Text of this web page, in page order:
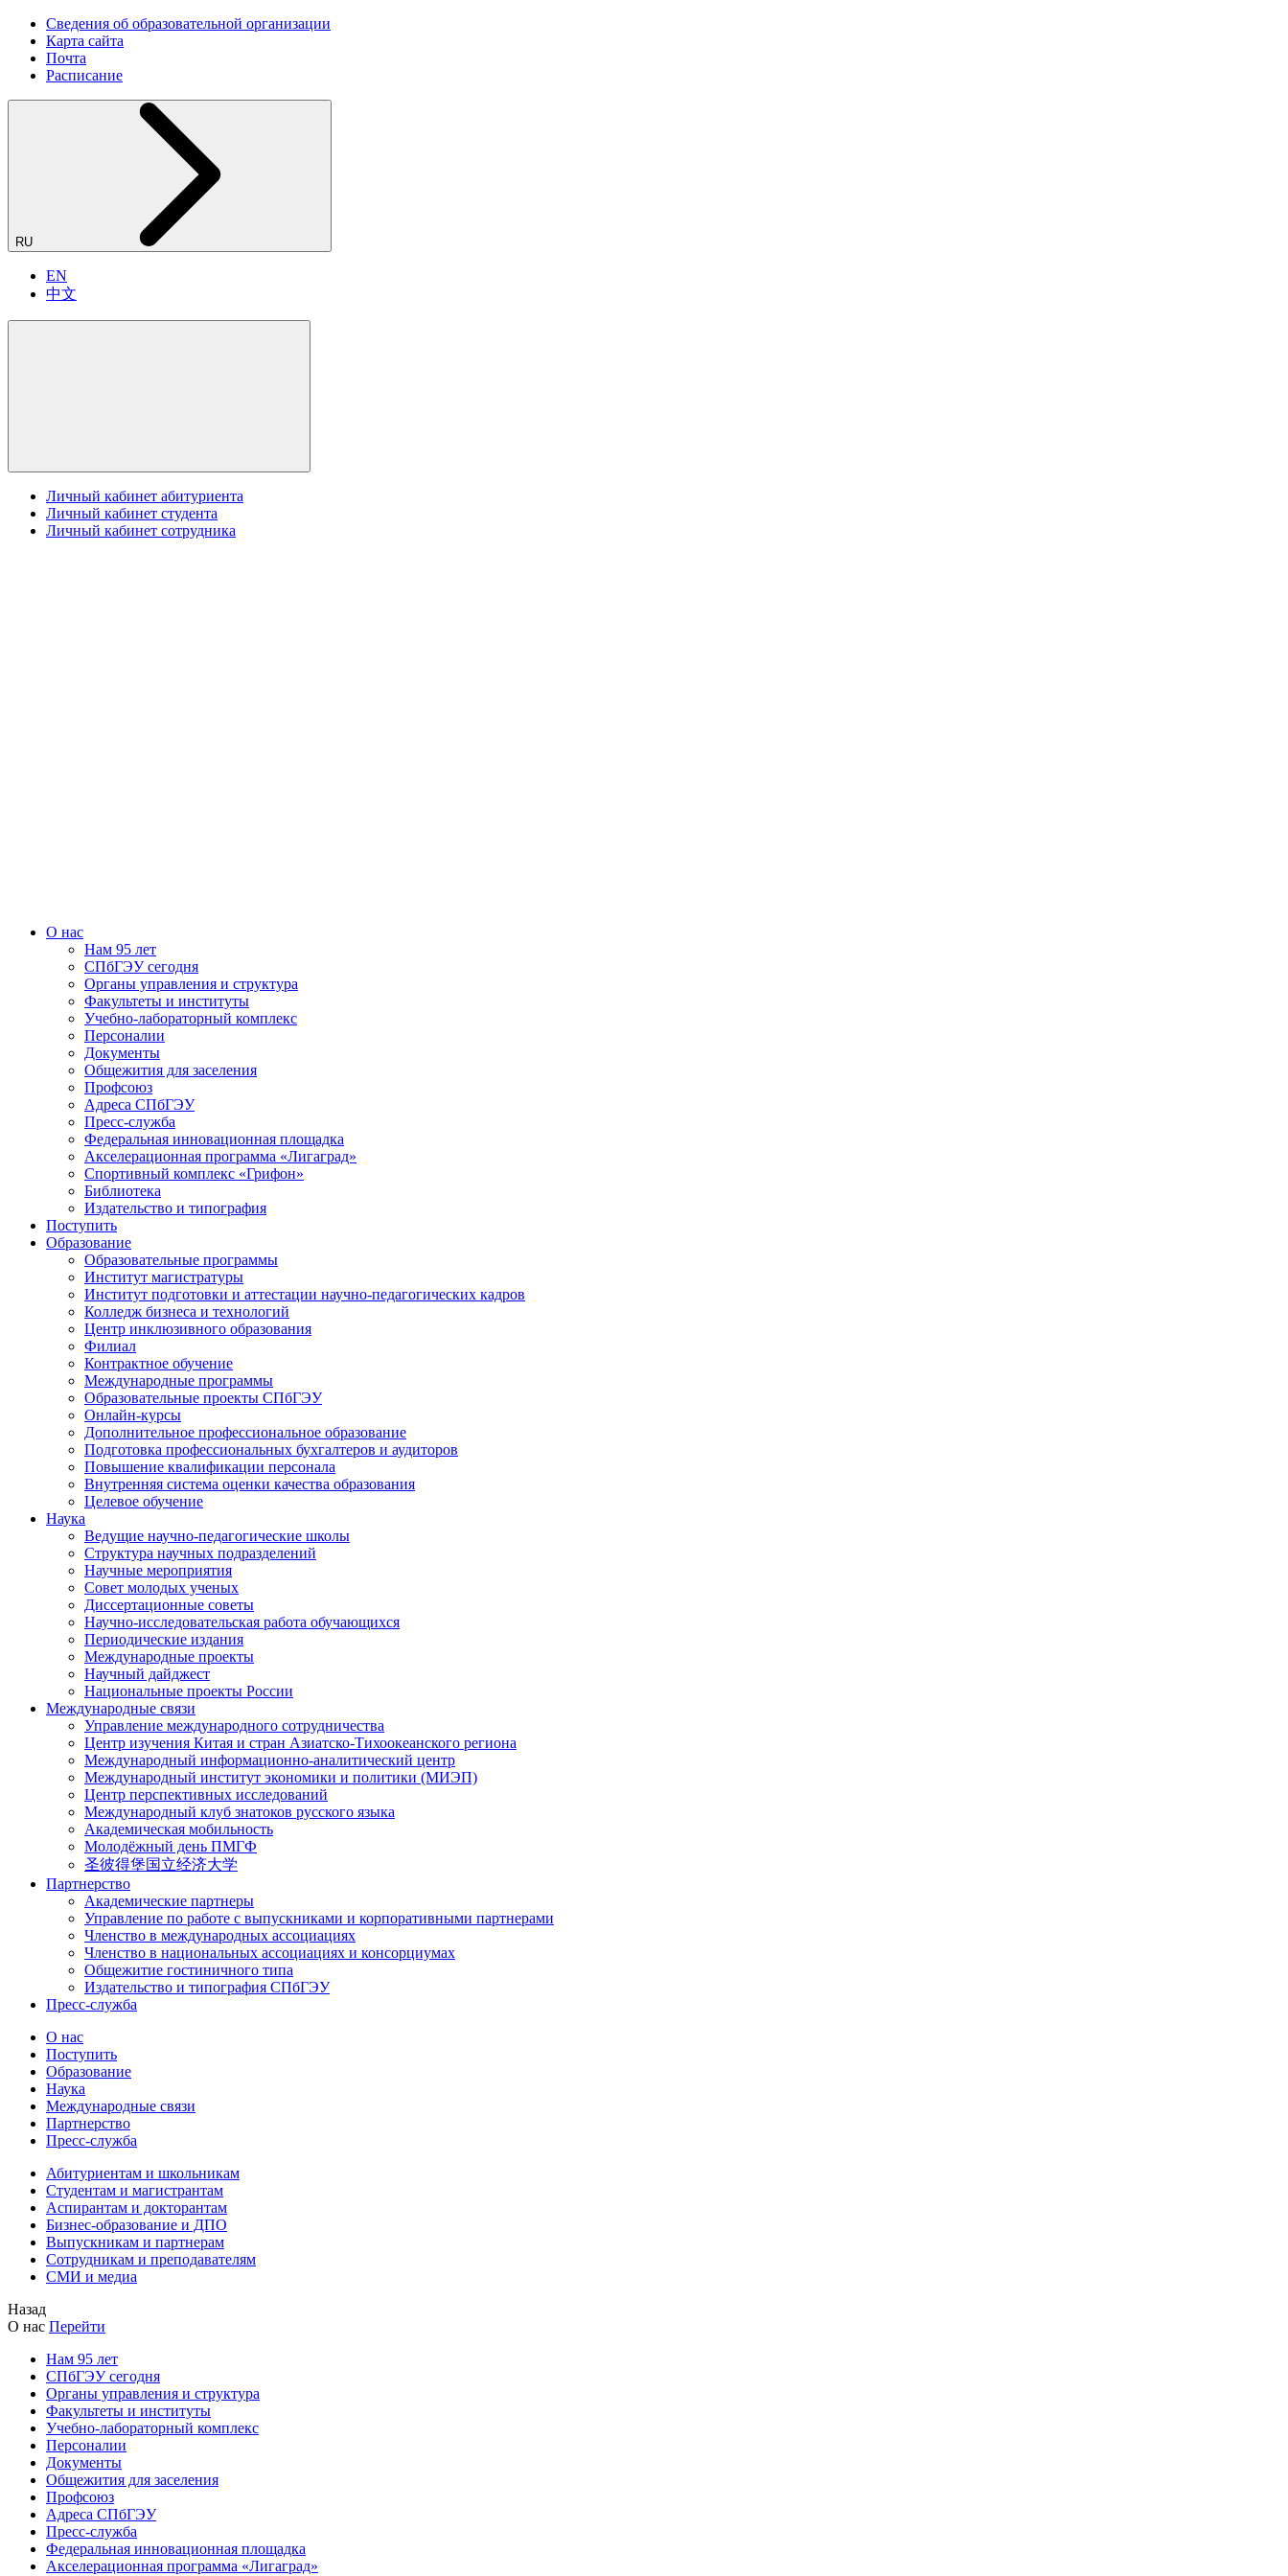
Сведения об образовательной организации
Карта сайта
Почта
Расписание
RU
EN
中文
Личный кабинет абитуриента
Личный кабинет студента
Личный кабинет сотрудника
О нас
Нам 95 лет
СПбГЭУ сегодня
Органы управления и структура
Факультеты и институты
Учебно-лабораторный комплекс
Персоналии
Документы
Общежития для заселения
Профсоюз
Адреса СПбГЭУ
Пресс-служба
Федеральная инновационная площадка
Акселерационная программа «Лигаград»­­
Спортивный комплекс «Грифон»
Библиотека
Издательство и типография
Поступить
Образование
Образовательные программы
Институт магистратуры
Институт подготовки и аттестации научно-педагогических кадров
Колледж бизнеса и технологий
Центр инклюзивного образования
Филиал
Контрактное обучение
Международные программы
Образовательные проекты СПбГЭУ
Онлайн-курсы
Дополнительное профессиональное образование
Подготовка профессиональных бухгалтеров и аудиторов
Повышение квалификации персонала
Внутренняя система оценки качества образования
Целевое обучение
Наука
Ведущие научно-педагогические школы
Структура научных подразделений
Научные мероприятия
Совет молодых ученых
Диссертационные советы
Научно-исследовательская работа обучающихся
Периодические издания
Международные проекты
Научный дайджест
Национальные проекты России
Международные связи
Управление международного сотрудничества
Центр изучения Китая и стран Азиатско-Тихоокеанского региона
Международный информационно-аналитический центр
Международный институт экономики и политики (МИЭП)
Центр перспективных исследований
Международный клуб знатоков русского языка
Академическая мобильность
Молодёжный день ПМГФ
圣彼得堡国立经济大学
Партнерство
Академические партнеры
Управление по работе с выпускниками и корпоративными партнерами
Членство в международных ассоциациях
Членство в национальных ассоциациях и консорциумах
Общежитие гостиничного типа
Издательство и типография СПбГЭУ
Пресс-служба
О нас
Поступить
Образование
Наука
Международные связи
Партнерство
Пресс-служба
Абитуриентам и школьникам
Студентам и магистрантам
Аспирантам и докторантам
Бизнес-образование и ДПО
Выпускникам и партнерам
Сотрудникам и преподавателям
СМИ и медиа
Назад
О нас Перейти
Нам 95 лет
СПбГЭУ сегодня
Органы управления и структура
Факультеты и институты
Учебно-лабораторный комплекс
Персоналии
Документы
Общежития для заселения
Профсоюз
Адреса СПбГЭУ
Пресс-служба
Федеральная инновационная площадка
Акселерационная программа «Лигаград»­­